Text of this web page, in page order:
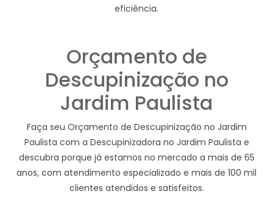
eficiência.
Orçamento de
Descupinização no
Jardim Paulista
Faça seu Orçamento de Descupinização no Jardim
Paulista com a Descupinizadora no Jardim Paulista e
descubra porque já estamos no mercado a mais de 65
anos, com atendimento especializado e mais de 100 mil
clientes atendidos e satisfeitos.